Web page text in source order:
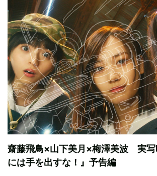
齋藤飛鳥×山下美月×梅澤美波 実写
には手を出すな！』予告編